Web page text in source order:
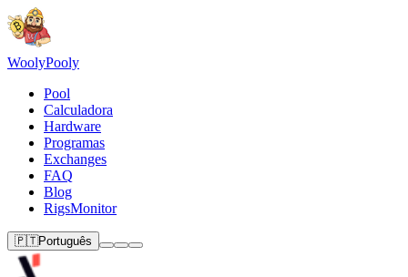
WoolyPooly
Pool
Calculadora
Hardware
Programas
Exchanges
FAQ
Blog
RigsMonitor
🇵🇹Português